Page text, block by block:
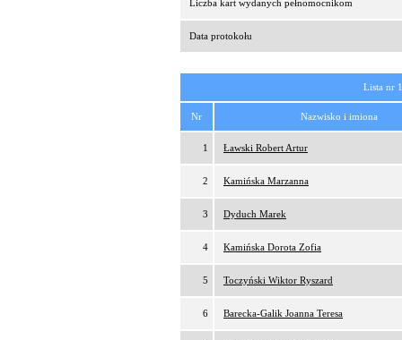
Liczba kart wydanych pełnomocnikom
Data protokołu
Lista nr
Nr Nazwisko i imiona
1 Ławski Robert Artur
2 Kamińska Marzanna
3 Dyduch Marek
4 Kamińska Dorota Zofia
5 Toczyński Wiktor Ryszard
6 Barecka-Galik Joanna Teresa